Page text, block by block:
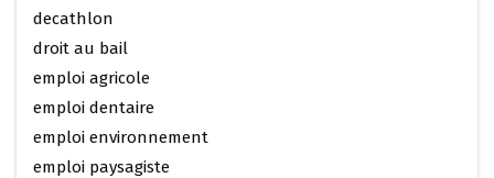
decathlon
droit au bail
emploi agricole
emploi dentaire
emploi environnement
emploi paysagiste